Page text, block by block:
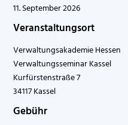
11. September 2026
Veranstaltungsort
Verwaltungsakademie Hessen
Verwaltungsseminar Kassel
Kurfürstenstraße 7
34117 Kassel
Gebühr